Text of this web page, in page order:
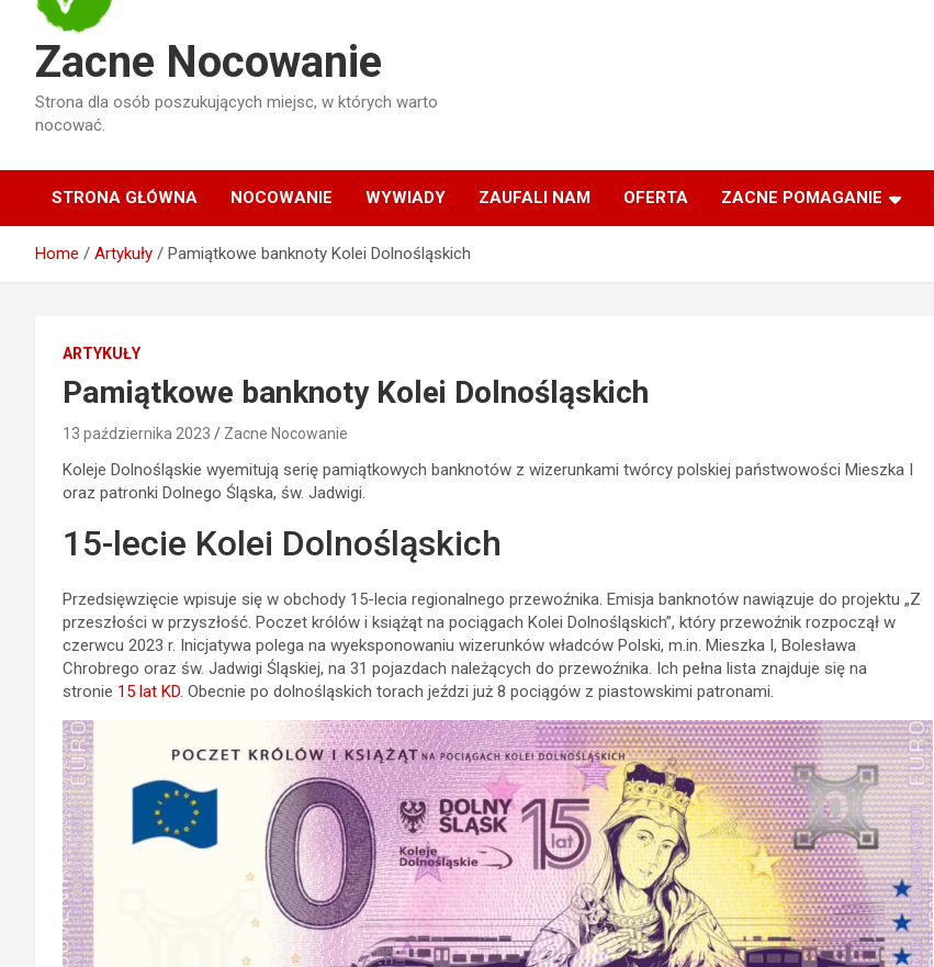
Zacne Nocowanie
Strona dla osób poszukujących miejsc, w których warto
nocować.
STRONA GŁÓWNA NOCOWANIE WYWIADY ZAUFALI NAM OFERTA ZACNE POMAGANIE
Home Artykuły Pamiątkowe banknoty Kolei Dolnośląskich
ARTYKUŁY
Pamiątkowe banknoty Kolei Dolnośląskich
13 października 2023 Zacne Nocowanie
Koleje Dolnośląskie wyemitują serię pamiątkowych banknotów z wizerunkami twórcy polskiej państwowości Mieszka I
oraz patronki Dolnego Śląska, św. Jadwigi.
15-lecie Kolei Dolnośląskich
Przedsięwzięcie wpisuje się w obchody 15-lecia regionalnego przewoźnika. Emisja banknotów nawiązuje do projektu „Z
przeszłości w przyszłość. Poczet królów i książąt na pociągach Kolei Dolnośląskich”, który przewoźnik rozpoczął w
czerwcu 2023 r. Inicjatywa polega na wyeksponowaniu wizerunków władców Polski, m.in. Mieszka I, Bolesława
Chrobrego oraz św. Jadwigi Śląskiej, na 31 pojazdach należących do przewoźnika. Ich pełna lista znajduje się na
stronie 15 lat KD. Obecnie po dolnośląskich torach jeździ już 8 pociągów z piastowskimi patronami.